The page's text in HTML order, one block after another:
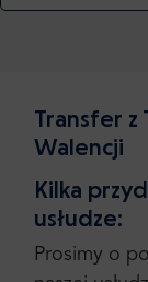
Transfer z
Walencji
Kilka
usłudze:
Prosimy o